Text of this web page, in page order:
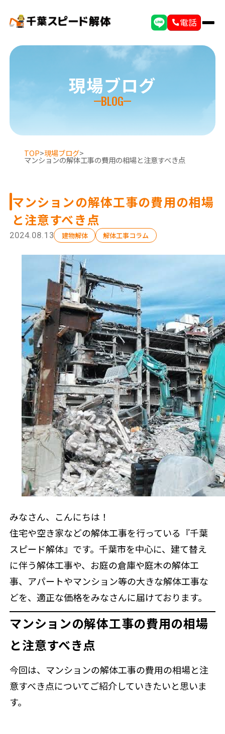
電話
選ばれる理由
解体工事の流れ
会社概要
施工事例
現場ブログ
補助金情報
来店予約
現場ブログ
BLOG
TOP>現場ブログ>
マンションの解体工事の費用の相場と注意すべき点
マンションの解体工事の費用の相場
と注意すべき点
2024.08.13 建物解体 解体工事コラム
みなさん、こんにちは！
住宅や空き家などの解体工事を行っている『千葉
スピード解体』です。千葉市を中心に、建て替え
に伴う解体工事や、お庭の倉庫や庭木の解体工
事、アパートやマンション等の大きな解体工事な
どを、適正な価格をみなさんに届けております。
マンションの解体工事の費用の相場
と注意すべき点
今回は、マンションの解体工事の費用の相場と注
意すべき点についてご紹介していきたいと思いま
す。